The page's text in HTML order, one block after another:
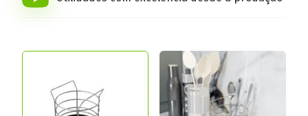
Conheça a linha completa!